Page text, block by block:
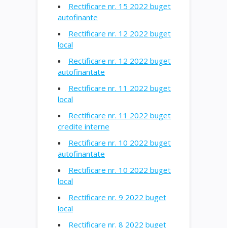
Rectificare nr. 15 2022 buget
autofinante
Rectificare nr. 12 2022 buget
local
Rectificare nr. 12 2022 buget
autofinantate
Rectificare nr. 11 2022 buget
local
Rectificare nr. 11 2022 buget
credite interne
Rectificare nr. 10 2022 buget
autofinantate
Rectificare nr. 10 2022 buget
local
Rectificare nr. 9 2022 buget
local
Rectificare nr. 8 2022 buget